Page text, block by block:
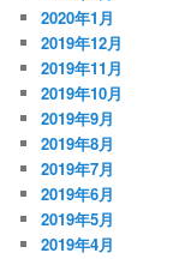
2020年1月
2019年12月
2019年11月
2019年10月
2019年9月
2019年8月
2019年7月
2019年6月
2019年5月
2019年4月